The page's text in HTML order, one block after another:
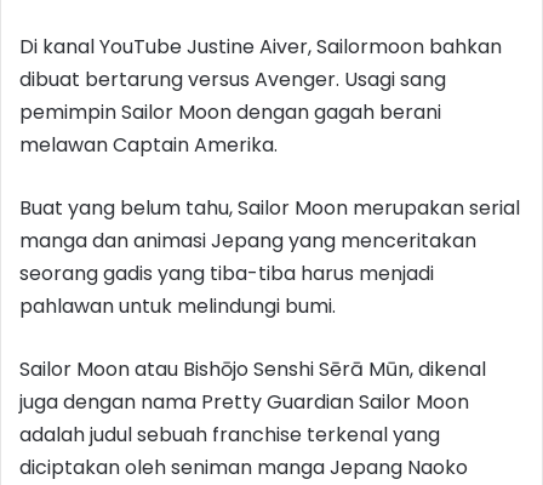
Di kanal YouTube Justine Aiver, Sailormoon bahkan
dibuat bertarung versus Avenger. Usagi sang
pemimpin Sailor Moon dengan gagah berani
melawan Captain Amerika.
Buat yang belum tahu, Sailor Moon merupakan serial
manga dan animasi Jepang yang menceritakan
seorang gadis yang tiba-tiba harus menjadi
pahlawan untuk melindungi bumi.
Sailor Moon atau Bishōjo Senshi Sērā Mūn, dikenal
juga dengan nama Pretty Guardian Sailor Moon
adalah judul sebuah franchise terkenal yang
diciptakan oleh seniman manga Jepang Naoko